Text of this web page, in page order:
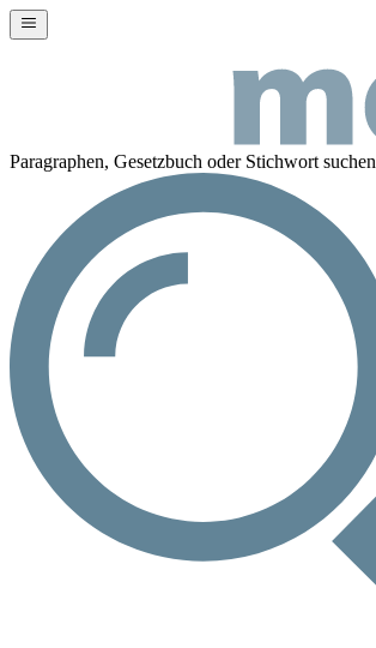
Paragraphen, Gesetzbuch oder Stichwort suchen